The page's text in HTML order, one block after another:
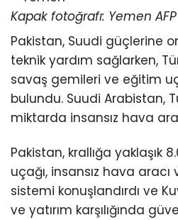
Kapak fotoğrafı: Yemen
Pakistan, Suudi güçlerine
teknik yardım sağlarken,
savaş gemileri ve eğitim
bulundu. Suudi Arabistan,
miktarda insansız hava
Pakistan, krallığa yaklaşık
uçağı, insansız hava
sistemi konuşlandırdı ve
ve yatırım karşılığında